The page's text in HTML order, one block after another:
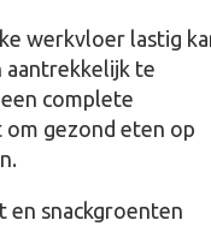
werkvloer lastig
aantrekkelijk te
complete
om gezond eten op
en snackgroenten